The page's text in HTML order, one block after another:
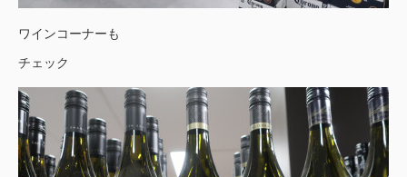
ワインコーナーも
チェック